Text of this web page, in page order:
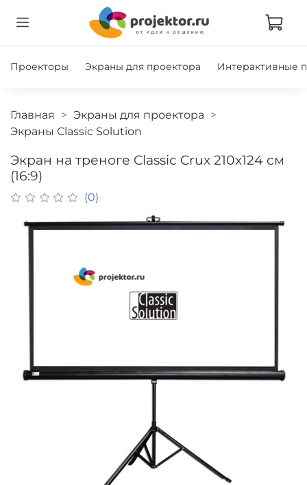
Проекторы Экраны для проектора Интерактивные
Главная
Экраны для проектора
Экраны Classic Solution
Экран на треноге Classic Crux 210x124 см
(16:9)
(0)